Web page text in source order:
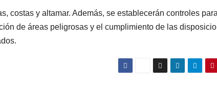
costas y altamar. Además, se establecerán controles para
de áreas peligrosas y el cumplimiento de las